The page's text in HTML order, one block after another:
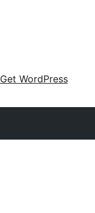
Get WordPress